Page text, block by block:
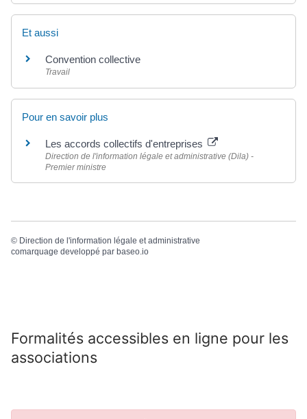
Et aussi
Convention collective
Travail
Pour en savoir plus
Les accords collectifs d'entreprises
Direction de l'information légale et administrative (Dila) -
Premier ministre
© Direction de l'information légale et administrative
comarquage developpé par baseo.io
Formalités accessibles en ligne pour les
associations